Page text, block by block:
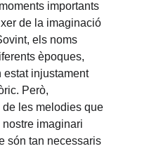
importants
de la imaginació
els noms
èpoques,
estat injustament
Però,
les melodies que
imaginari
són tan necessaris